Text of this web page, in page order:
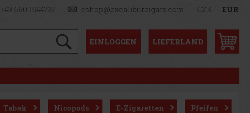
+43 660 1544737 eshop@excaliburcigars.com CZK EUR
EINLOGGEN LIEFERLAND
Tabak Nicopods E-Zigaretten Pfeifen